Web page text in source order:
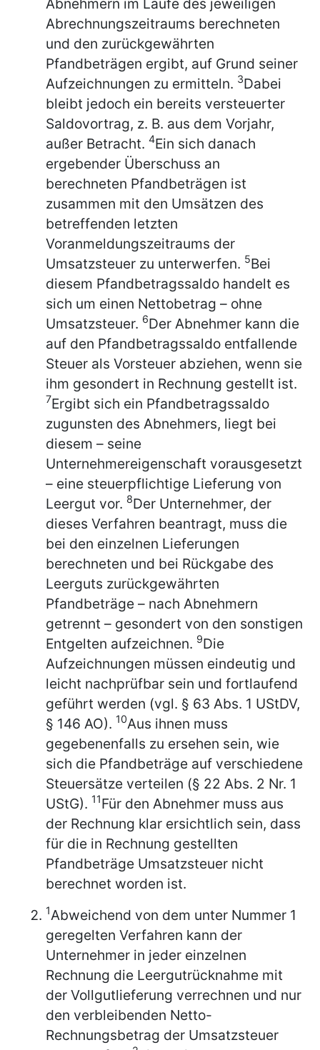
Abrechnungszeitraums berechneten
und den zurückgewährten
Pfandbeträgen ergibt, auf Grund seiner
Aufzeichnungen zu ermitteln. 3Dabei
bleibt jedoch ein bereits versteuerter
Saldovortrag, z. B. aus dem Vorjahr,
außer Betracht. 4Ein sich danach
ergebender Überschuss an
berechneten Pfandbeträgen ist
zusammen mit den Umsätzen des
betreffenden letzten
Voranmeldungszeitraums der
Umsatzsteuer zu unterwerfen. 5Bei
diesem Pfandbetragssaldo handelt es
sich um einen Nettobetrag – ohne
Umsatzsteuer. 6Der Abnehmer kann die
auf den Pfandbetragssaldo entfallende
Steuer als Vorsteuer abziehen, wenn sie
ihm gesondert in Rechnung gestellt ist.
7Ergibt sich ein Pfandbetragssaldo
zugunsten des Abnehmers, liegt bei
diesem – seine
Unternehmereigenschaft vorausgesetzt
– eine steuerpflichtige Lieferung von
Leergut vor. 8Der Unternehmer, der
dieses Verfahren beantragt, muss die
bei den einzelnen Lieferungen
berechneten und bei Rückgabe des
Leerguts zurückgewährten
Pfandbeträge – nach Abnehmern
getrennt – gesondert von den sonstigen
Entgelten aufzeichnen. 9Die
Aufzeichnungen müssen eindeutig und
leicht nachprüfbar sein und fortlaufend
geführt werden (vgl. § 63 Abs. 1 UStDV,
§ 146 AO). 10Aus ihnen muss
gegebenenfalls zu ersehen sein, wie
sich die Pfandbeträge auf verschiedene
Steuersätze verteilen (§ 22 Abs. 2 Nr. 1
UStG). 11Für den Abnehmer muss aus
der Rechnung klar ersichtlich sein, dass
für die in Rechnung gestellten
Pfandbeträge Umsatzsteuer nicht
berechnet worden ist.
1Abweichend von dem unter Nummer 1
geregelten Verfahren kann der
Unternehmer in jeder einzelnen
Rechnung die Leergutrücknahme mit
der Vollgutlieferung verrechnen und nur
den verbleibenden Netto-
Rechnungsbetrag der Umsatzsteuer